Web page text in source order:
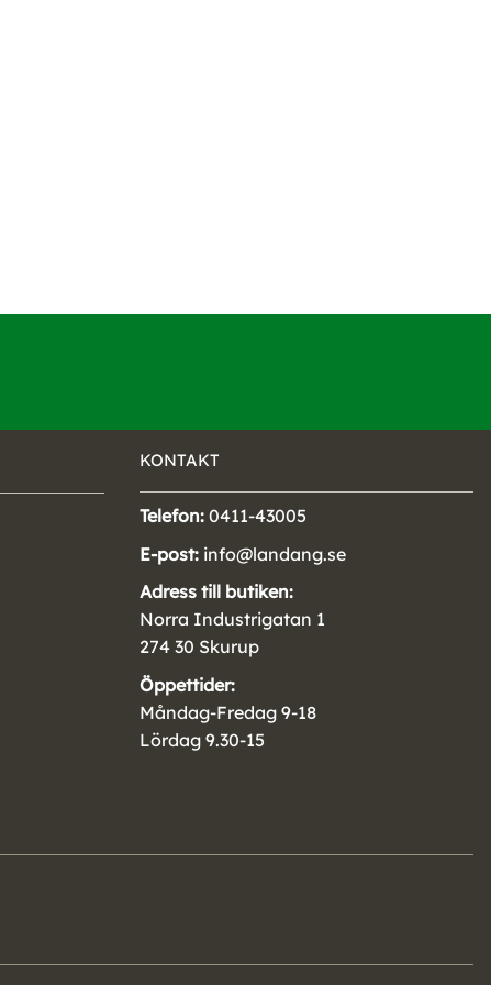
KONTAKT
Telefon: 0411-43005
E-post: info@landang.se
Adress till butiken:
Norra Industrigatan 1
274 30 Skurup
Öppettider:
Måndag-Fredag 9-18
Lördag 9.30-15